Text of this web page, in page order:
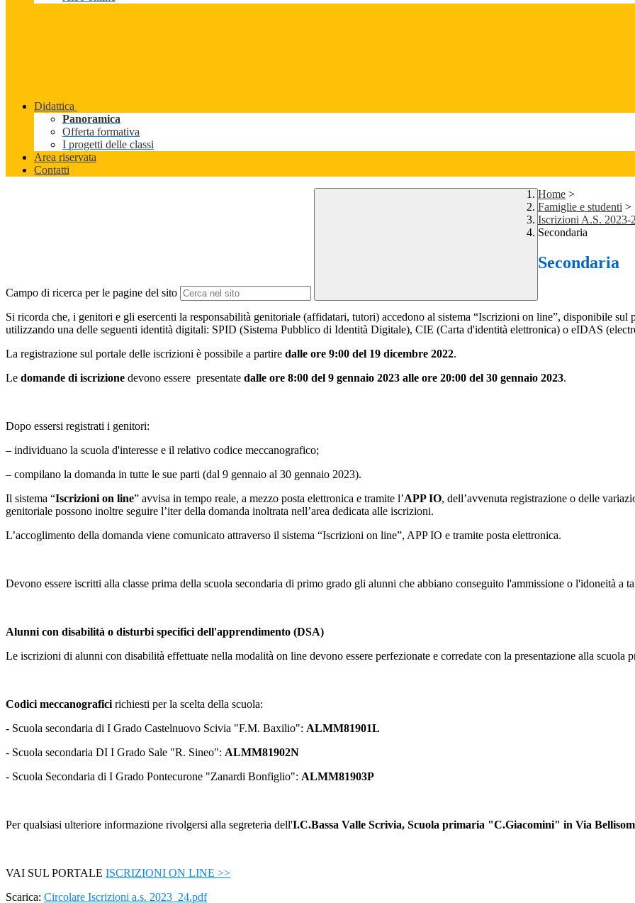
Didattica
Panoramica
Offerta formativa
I progetti delle classi
Area riservata
Contatti
Campo di ricerca per le pagine del sito
Home >
Famiglie e studenti >
Iscrizioni A.S. 2023-
Secondaria
Secondaria
Si ricorda che, i genitori e gli esercenti la responsabilità genitoriale (affidatari, tutori) accedono al sistema “Iscrizioni on line”, disponibile sul
utilizzando una delle seguenti identità digitali: SPID (Sistema Pubblico di Identità Digitale), CIE (Carta d'identità elettronica) o eIDAS
La registrazione sul portale delle iscrizioni è possibile a partire dalle ore 9:00 del 19 dicembre 2022.
Le domande di iscrizione devono essere presentate dalle ore 8:00 del 9 gennaio 2023 alle ore 20:00 del 30 gennaio 2023.
Dopo essersi registrati i genitori:
– individuano la scuola d'interesse e il relativo codice meccanografico;
– compilano la domanda in tutte le sue parti (dal 9 gennaio al 30 gennaio 2023).
Il sistema “Iscrizioni on line” avvisa in tempo reale, a mezzo posta elettronica e tramite l’APP IO, dell’avvenuta registrazione o delle
genitoriale possono inoltre seguire l’iter della domanda inoltrata nell’area dedicata alle iscrizioni.
L’accoglimento della domanda viene comunicato attraverso il sistema “Iscrizioni on line”, APP IO e tramite posta elettronica.
Devono essere iscritti alla classe prima della scuola secondaria di primo grado gli alunni che abbiano conseguito l'ammissione o l'idoneità a
Alunni con disabilità o disturbi specifici dell'apprendimento (DSA)
Le iscrizioni di alunni con disabilità effettuate nella modalità on line devono essere perfezionate e corredate con la presentazione alla scuola
Codici meccanografici richiesti per la scelta della scuola:
- Scuola secondaria di I Grado Castelnuovo Scivia "F.M. Baxilio": ALMM81901L
- Scuola secondaria DI I Grado Sale "R. Sineo": ALMM81902N
- Scuola Secondaria di I Grado Pontecurone "Zanardi Bonfiglio": ALMM81903P
Per qualsiasi ulteriore informazione rivolgersi alla segreteria dell'I.C.Bassa Valle Scrivia, Scuola primaria "C.Giacomini" in Via
VAI SUL PORTALE ISCRIZIONI ON LINE >>
Scarica: Circolare Iscrizioni a.s. 2023_24.pdf